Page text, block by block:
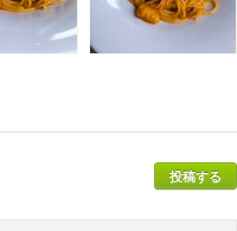
投稿する